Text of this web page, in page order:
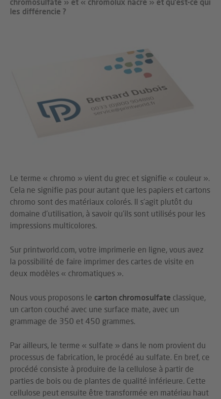
les différencie ?
Le terme « chromo » vient du grec et signifie « couleur ».
Cela ne signifie pas pour autant que les papiers et cartons
chromo sont des matériaux colorés. Il s’agit plutôt du
domaine d’utilisation, à savoir qu’ils sont utilisés pour les
impressions multicolores.
Sur printworld.com, votre imprimerie en ligne, vous avez
la possibilité de faire imprimer des cartes de visite en
deux modèles « chromatiques ».
Nous vous proposons le carton chromosulfate classique,
un carton couché avec une surface mate, avec un
grammage de 350 et 450 grammes.
Par ailleurs, le terme « sulfate » dans le nom provient du
processus de fabrication, le procédé au sulfate. En bref, ce
procédé consiste à produire de la cellulose à partir de
parties de bois ou de plantes de qualité inférieure. Cette
cellulose peut ensuite être transformée en matériau haut